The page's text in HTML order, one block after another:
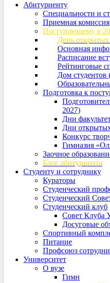
Абитуриенту
Специальности и
Приемная комиссия
Поступающему в
День открытых
Основная
Расписание
Рейтинговые
Дом
Подготовка к
2027)
Дни
Дни
Конкурс
Гимназия
Заочное
Блог абитуриента
Студенту и сотруднику
Кураторы
Студенческий
Студенческий
Студенческий клуб
Совет Клуба
Досуговые
Спортивный
Питание
Профсоюз
Университет
О вузе
Гимн